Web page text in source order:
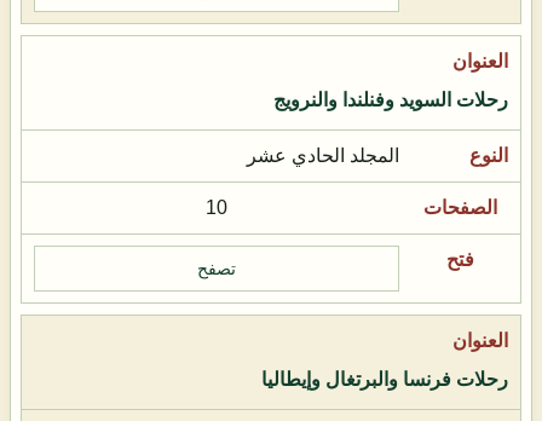
رحلات السويد وفنلندا والنرويج
المجلد الحادي عشر
10
تصفح
رحلات فرنسا والبرتغال وإيطاليا